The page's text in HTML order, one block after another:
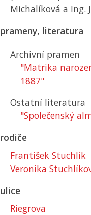
Michalíková a Ing.
prameny, literatura
Archivní pramen
"Matrika
1887"
Ostatní literatura
"Společenský
rodiče
František Stuchlík
Veronika
ulice
Riegrova